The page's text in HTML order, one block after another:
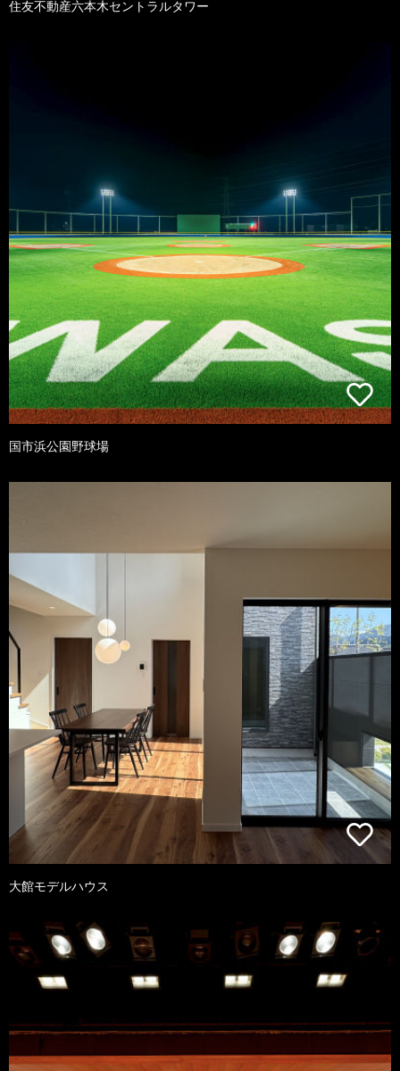
住友不動産六本木セントラルタワー
国市浜公園野球場
大館モデルハウス